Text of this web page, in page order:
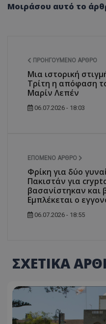
Μοιράσου αυτό το
ΠΡΟΗΓΟΎΜΕΝΟ ΆΡΘΡΟ
Μια ιστορική
Τρίτη η απόφαση
Μαρίν Λεπέν
06.07.2026 - 18:03
ΕΠΌΜΕΝΟ ΆΡΘΡΟ
Φρίκη για δύο
Πακιστάν για
βασανίστηκαν και
Εμπλέκεται ο
06.07.2026 - 18:55
ΣΧΕΤΙΚΑ